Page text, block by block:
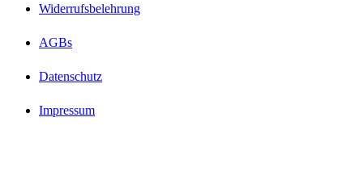
Widerrufsbelehrung
AGBs
Datenschutz
Impressum